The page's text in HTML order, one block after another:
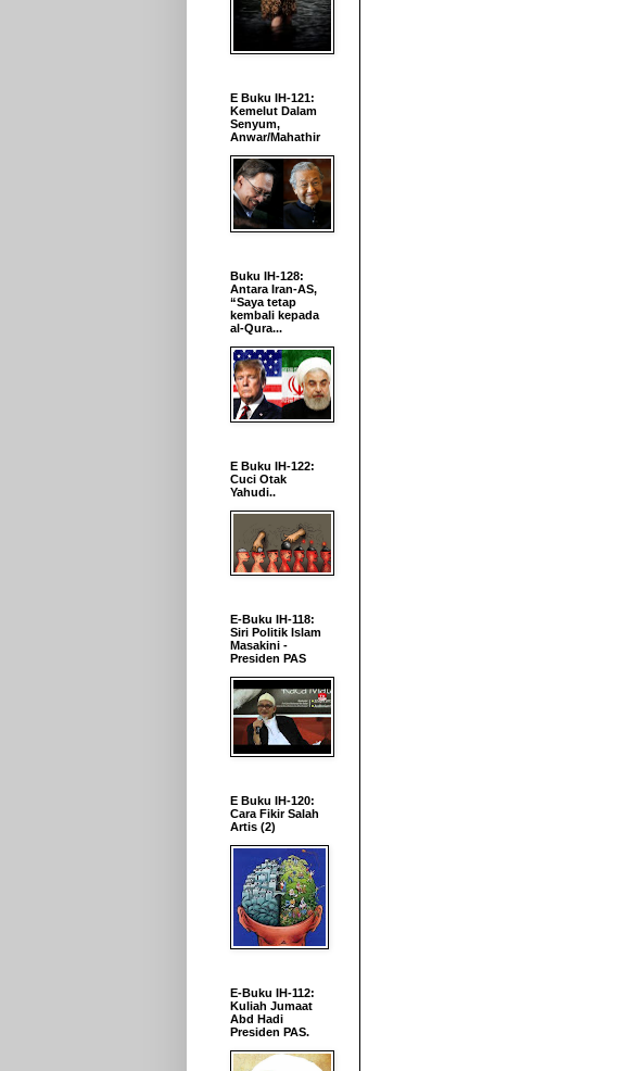
E Buku IH-121:
Kemelut Dalam
Senyum,
Anwar/Mahathir
Buku IH-128:
Antara Iran-AS,
“Saya tetap
kembali kepada
al-Qura...
E Buku IH-122:
Cuci Otak
Yahudi..
E-Buku IH-118:
Siri Politik Islam
Masakini -
Presiden PAS
E Buku IH-120:
Cara Fikir Salah
Artis (2)
E-Buku IH-112:
Kuliah Jumaat
Abd Hadi
Presiden PAS.